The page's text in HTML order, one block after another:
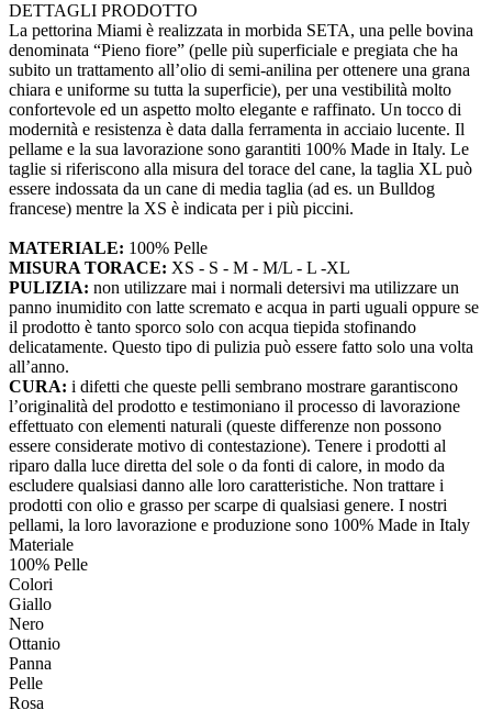
DETTAGLI PRODOTTO
La pettorina Miami è realizzata in morbida SETA, una pelle bovina
denominata “Pieno fiore” (pelle più superficiale e pregiata che ha
subito un trattamento all’olio di semi-anilina per ottenere una grana
chiara e uniforme su tutta la superficie), per una vestibilità molto
confortevole ed un aspetto molto elegante e raffinato. Un tocco di
modernità e resistenza è data dalla ferramenta in acciaio lucente. Il
pellame e la sua lavorazione sono garantiti 100% Made in Italy. Le
taglie si riferiscono alla misura del torace del cane, la taglia XL può
essere indossata da un cane di media taglia (ad es. un Bulldog
francese) mentre la XS è indicata per i più piccini.
MATERIALE: 100% Pelle
MISURA TORACE: XS - S - M - M/L - L -XL
PULIZIA: non utilizzare mai i normali detersivi ma utilizzare un
panno inumidito con latte scremato e acqua in parti uguali oppure se
il prodotto è tanto sporco solo con acqua tiepida stofinando
delicatamente. Questo tipo di pulizia può essere fatto solo una volta
all’anno.
CURA: i difetti che queste pelli sembrano mostrare garantiscono
l’originalità del prodotto e testimoniano il processo di lavorazione
effettuato con elementi naturali (queste differenze non possono
essere considerate motivo di contestazione). Tenere i prodotti al
riparo dalla luce diretta del sole o da fonti di calore, in modo da
escludere qualsiasi danno alle loro caratteristiche. Non trattare i
prodotti con olio e grasso per scarpe di qualsiasi genere. I nostri
pellami, la loro lavorazione e produzione sono 100% Made in Italy
Materiale
100% Pelle
Colori
Giallo
Nero
Ottanio
Panna
Pelle
Rosa